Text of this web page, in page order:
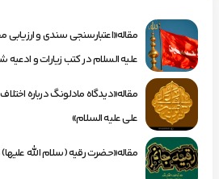
مقاله«اعتبارسنجی سندی و
علیه السلام در کتب زیارات و ادعیه
مقاله«دیدگاه مادلونگ درباره
علی علیه السلام»
مقاله«حضرت رقیه (سلام الله